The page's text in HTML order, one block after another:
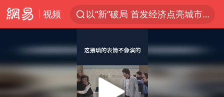
视频
以“新”破局 首发经济点亮城市消费活力
47岁妈妈突然产女 26岁女儿：很震惊